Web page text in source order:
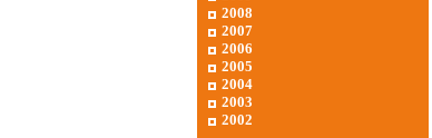
2008
2007
2006
2005
2004
2003
2002